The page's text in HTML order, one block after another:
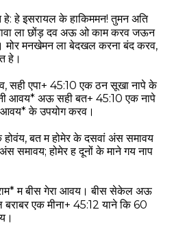
हे: हे इसरायल के हाकिममन! तुमन अति
ला छोंड़ दव अऊ ओ काम करव जऊन
मोर मनखेमन ला बेदखल करना बंद करव,
हे।
सही एपा+ 45:10 एक ठन सूखा नापे के
आवय* अऊ सही बत+ 45:10 एक नापे
के उपयोग करव।
बत म होमेर के दसवां अंस समावय
समावय; होमेर ह दूनों के माने गय नाप
म बीस गेरा आवय। बीस सेकेल अऊ
एक मीना+ 45:12 याने कि 60